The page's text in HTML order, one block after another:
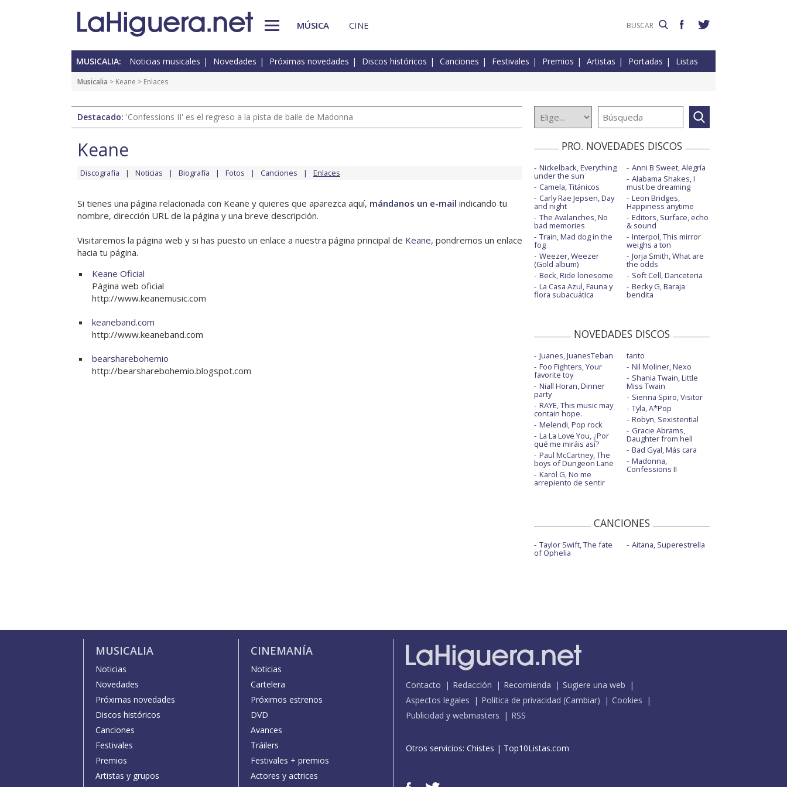
MÚSICA CINE
MUSICALIA: Noticias musicales Novedades Próximas novedades Discos históricos Canciones Festivales Premios Artistas Portadas Listas
Musicalia > Keane > Enlaces
Destacado: 'Confessions II' es el regreso a la pista de baile de Madonna
Keane
Discografía Noticias Biografía Fotos Canciones Enlaces
Si tienes una página relacionada con Keane y quieres que aparezca aquí, mándanos un e-mail indicando tu
nombre, dirección URL de la página y una breve descripción.
Visitaremos la página web y si has puesto un enlace a nuestra página principal de Keane, pondremos un enlace
hacia tu página.
Keane Oficial
Página web oficial
http://www.keanemusic.com
keaneband.com
http://www.keaneband.com
bearsharebohemio
http://bearsharebohemio.blogspot.com
PRO. NOVEDADES DISCOS
Nickelback, Everything
under the sun
Camela, Titánicos
Carly Rae Jepsen, Day
and night
The Avalanches, No
bad memories
Train, Mad dog in the
fog
Weezer, Weezer
(Gold album)
Beck, Ride lonesome
La Casa Azul, Fauna y
flora subacuática
Anni B Sweet, Alegría
Alabama Shakes, I
must be dreaming
Leon Bridges,
Happiness anytime
Editors, Surface, echo
& sound
Interpol, This mirror
weighs a ton
Jorja Smith, What are
the odds
Soft Cell, Danceteria
Becky G, Baraja
bendita
NOVEDADES DISCOS
Juanes, JuanesTeban
Foo Fighters, Your
favorite toy
Niall Horan, Dinner
party
RAYE, This music may
contain hope.
Melendi, Pop rock
La La Love You, ¿Por
qué me miráis así?
Paul McCartney, The
boys of Dungeon Lane
Karol G, No me
arrepiento de sentir
tanto
Nil Moliner, Nexo
Shania Twain, Little
Miss Twain
Sienna Spiro, Visitor
Tyla, A*Pop
Robyn, Sexistential
Gracie Abrams,
Daughter from hell
Bad Gyal, Más cara
Madonna,
Confessions II
CANCIONES
Taylor Swift, The fate
of Ophelia
Aitana, Superestrella
MUSICALIA
Noticias
Novedades
Próximas novedades
Discos históricos
Canciones
Festivales
Premios
Artistas y grupos
CINEMANÍA
Noticias
Cartelera
Próximos estrenos
DVD
Avances
Tráilers
Festivales + premios
Actores y actrices
Contacto Redacción Recomienda
Sugiere una web
Aspectos legales
Política de privacidad (Cambiar)
Cookies
Publicidad y webmasters
RSS
Otros servicios: Chistes | Top10Listas.com